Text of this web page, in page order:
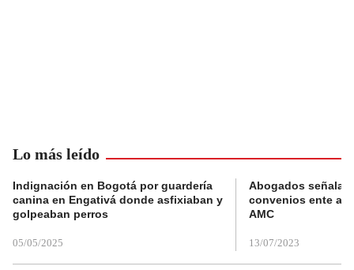
Lo más leído
Indignación en Bogotá por guardería
canina en Engativá donde asfixiaban y
golpeaban perros
05/05/2025
Abogados
convenios ente
AMC
13/07/2023